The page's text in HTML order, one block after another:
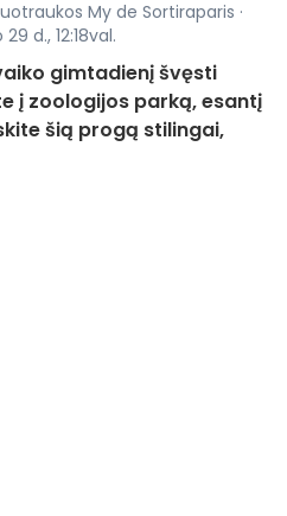
My de Sortiraparis ·
d., 12:18val.
gimtadienį švęsti
į zoologijos parką, esantį
šią progą stilingai,